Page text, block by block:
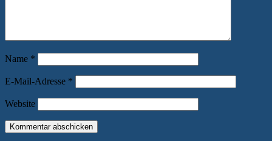
Name *
E-Mail-Adresse *
Website